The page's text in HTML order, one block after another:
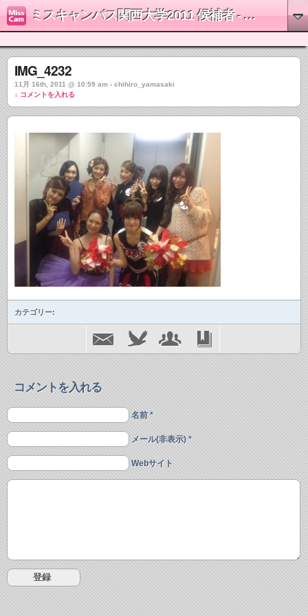
ミスキャンパス関西大学2011 候補者 - 山崎千裕
IMG_4232
11月 16th, 2011 @ 10:59 am › chihiro_yamasaki
↓ コメントを入れる
カテゴリー:
コメントを入れる
名前 *
メール(非表示) *
Webサイト